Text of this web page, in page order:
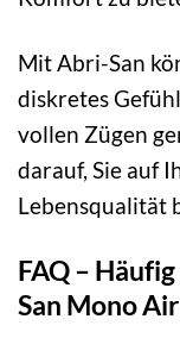
Mit Abri-San
diskretes
vollen Zügen
darauf, Sie auf
Lebensqualität
FAQ –
San Mono